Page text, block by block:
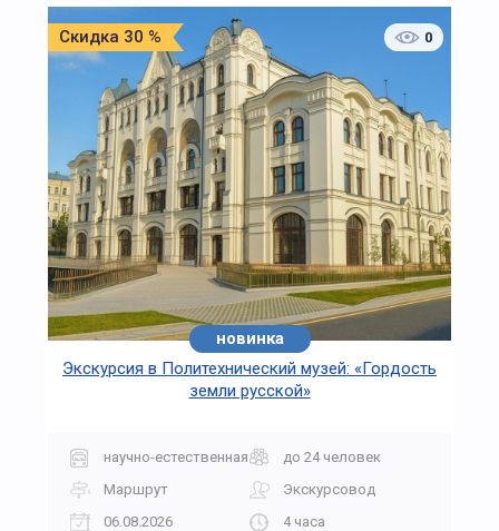
Скидка 30 % 0
новинка
Экскурсия в Политехнический музей: «Гордость
земли русской»
научно-естественная
до 24 человек
Маршрут
Экскурсовод
06.08.2026
4 часа